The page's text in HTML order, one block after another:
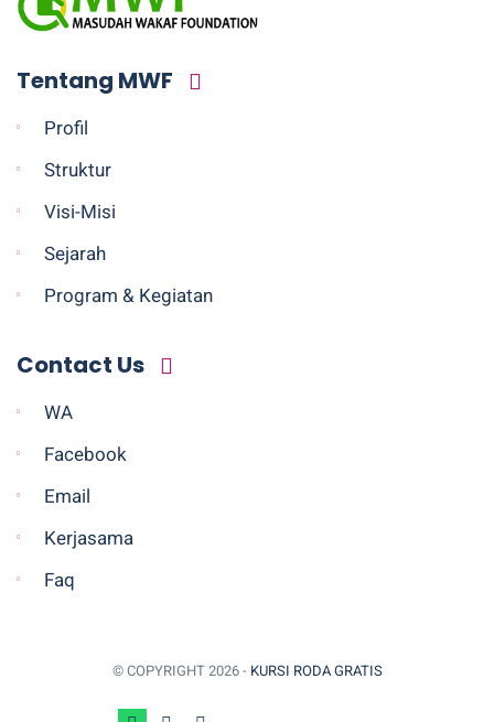
Tentang MWF
Profil
Struktur
Visi-Misi
Sejarah
Program & Kegiatan
Contact Us
WA
Facebook
Email
Kerjasama
Faq
© COPYRIGHT 2026 - KURSI RODA GRATIS